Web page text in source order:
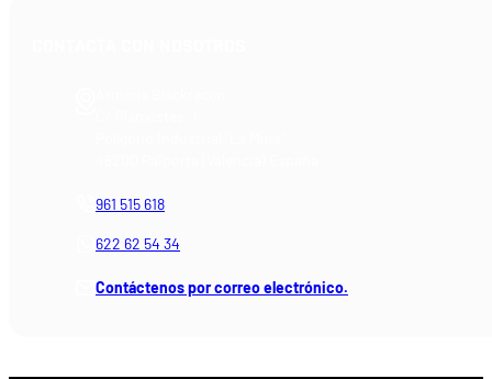
961 515 618
622 62 54 34
Contáctenos por correo electrónico.